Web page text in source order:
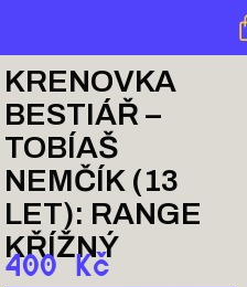
KRENOVKA
BESTIÁŘ –
TOBÍAŠ
NEMČÍK (13
LET): RANGE
KŘÍŽNÝ
400 Kč